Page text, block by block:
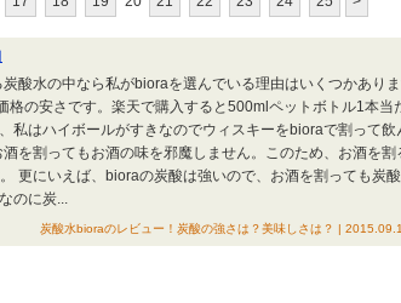
酸水の中なら私がbioraを選んでいる理由はいくつかあり
格の安さです。楽天で購入すると500mlペットボトル1本当
私はハイボールがすきなのでウィスキーをbioraで割って飲
を割ってもお酒の味を邪魔しません。このため、お酒を割
更にいえば、bioraの炭酸は強いので、お酒を割っても炭
のに炭...
炭酸水bioraのレビュー！炭酸の強さは？美味しさは？ |